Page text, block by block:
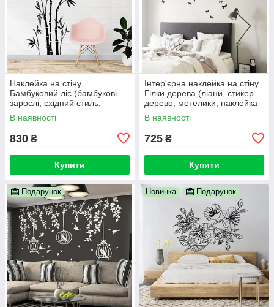
Наклейка на стіну
Бамбуковий ліс (бамбукові
зарослі, східний стиль,
бамбук, велика наклейка на
стіну)
В наявності
830 ₴
Купити
Інтер'єрна наклейка на стіну
Гілки дерева (ліани, стикер
дерево, метелики, наклейка
гілочки дерева з листям)
В наявності
725 ₴
Купити
Подарунок Новинка Подарунок